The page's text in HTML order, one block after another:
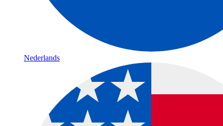
Nederlands